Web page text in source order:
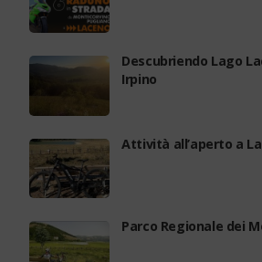
Descubriendo Lago
Irpino
Attività all’aperto a
Parco Regionale dei